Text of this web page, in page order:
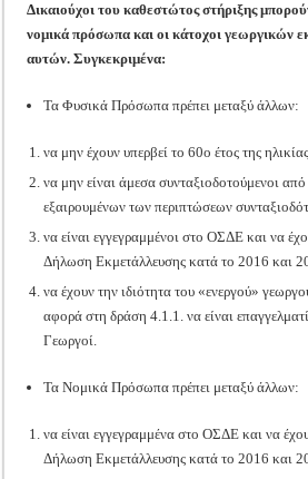
Δικαιούχοι του καθεστώτος στήριξης
νομικά πρόσωπα και οι κάτοχοι γεωργικών
αυτών. Συγκεκριμένα:
Τα Φυσικά Πρόσωπα πρέπει μεταξύ άλλων:
να μην έχουν υπερβεί το 60ο έτος της
να μην είναι άμεσα συνταξιοδοτούμενοι
εξαιρουμένων των περιπτώσεων
να είναι εγγεγραμμένοι στο ΟΣΔΕ και να
Δήλωση Εκμετάλλευσης κατά το 2016 και
να έχουν την ιδιότητα του «ενεργού»
αφορά στη δράση 4.1.1. να είναι
Γεωργοί.
Τα Νομικά Πρόσωπα πρέπει μεταξύ άλλων:
να είναι εγγεγραμμένα στο ΟΣΔΕ και να
Δήλωση Εκμετάλλευσης κατά το 2016 και